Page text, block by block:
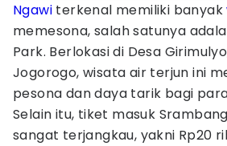
Ngawi terkenal memiliki banyak
memesona, salah satunya
Park. Berlokasi di Desa
Jogorogo, wisata air terjun ini
pesona dan daya tarik bagi
Selain itu, tiket masuk
sangat terjangkau, yakni Rp20